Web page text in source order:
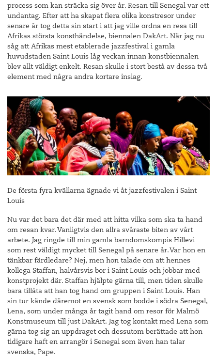
process som kan sträcka sig över år. Resan till Senegal var ett
undantag. Efter att ha skapat flera olika konstresor under
senare år tog detta sin start i att jag ville ordna en resa till
Afrikas största konsthändelse, biennalen DakArt. När jag nu
såg att Afrikas mest etablerade jazzfestival i gamla
huvudstaden Saint Louis låg veckan innan konstbiennalen
blev allt väldigt enkelt. Resan skulle i stort bestå av dessa två
element med några andra kortare inslag.
De första fyra kvällarna ägnade vi åt jazzfestivalen i Saint
Louis
Nu var det bara det där med att hitta vilka som ska ta hand
om resan kvar. Vanligtvis den allra svåraste biten av vårt
arbete. Jag ringde till min gamla barndomskompis Hillevi
som rest väldigt mycket till Senegal på senare år. Var hon en
tänkbar färdledare? Nej, men hon talade om att hennes
kollega Staffan, halvårsvis bor i Saint Louis och jobbar med
konstprojekt där. Staffan hjälpte gärna till, men tiden skulle
bara tillåta att han tog hand om gruppen i Saint Louis. Han
sin tur kände däremot en svensk som bodde i södra Senegal,
Lena, som under många år tagit hand om resor för Malmö
Konstmuseum till just DakArt. Jag tog kontakt med Lena som
gärna tog sig an uppdraget och dessutom berättade att hon
tidigare haft en arrangör i Senegal som även han talar
svenska, Pape.